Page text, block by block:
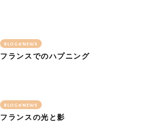
BLOG&NEWS
フランスでのハプニング
BLOG&NEWS
フランスの光と影